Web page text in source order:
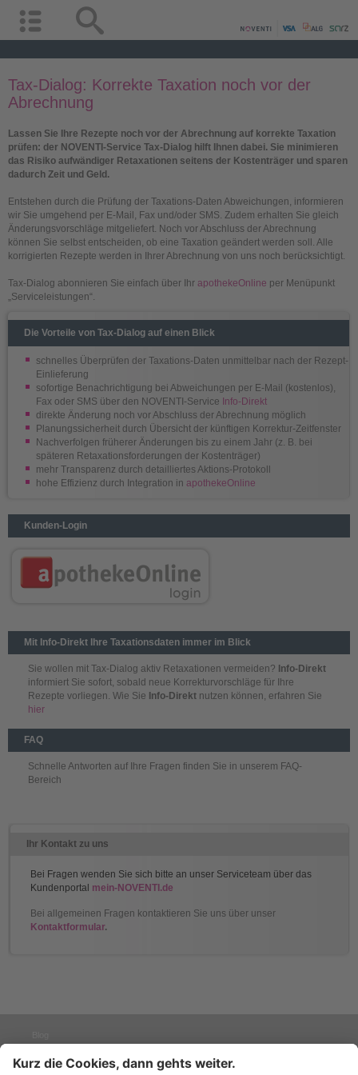
Tax-Dialog: Korrekte Taxation noch vor der
Abrechnung
Lassen Sie Ihre Rezepte noch vor der Abrechnung auf korrekte Taxation
prüfen: der NOVENTI-Service Tax-Dialog hilft Ihnen dabei. Sie minimieren
das Risiko aufwändiger Retaxationen seitens der Kostenträger und sparen
dadurch Zeit und Geld.
Entstehen durch die Prüfung der Taxations-Daten Abweichungen, informieren
wir Sie umgehend per E-Mail, Fax und/oder SMS. Zudem erhalten Sie gleich
Änderungsvorschläge mitgeliefert. Noch vor Abschluss der Abrechnung
können Sie selbst entscheiden, ob eine Taxation geändert werden soll. Alle
korrigierten Rezepte werden in Ihrer Abrechnung von uns noch berücksichtigt.
Tax-Dialog abonnieren Sie einfach über Ihr apothekeOnline per Menüpunkt
„Serviceleistungen“.
Die Vorteile von Tax-Dialog auf einen Blick
schnelles Überprüfen der Taxations-Daten unmittelbar nach der Rezept-
Einlieferung
sofortige Benachrichtigung bei Abweichungen per E-Mail (kostenlos),
Fax oder SMS über den NOVENTI-Service Info-Direkt
direkte Änderung noch vor Abschluss der Abrechnung möglich
Planungssicherheit durch Übersicht der künftigen Korrektur-Zeitfenster
Nachverfolgen früherer Änderungen bis zu einem Jahr (z. B. bei
späteren Retaxationsforderungen der Kostenträger)
mehr Transparenz durch detailliertes Aktions-Protokoll
hohe Effizienz durch Integration in apothekeOnline
Kunden-Login
Mit Info-Direkt Ihre Taxationsdaten immer im Blick
Sie wollen mit Tax-Dialog aktiv Retaxationen vermeiden? Info-Direkt
informiert Sie sofort, sobald neue Korrekturvorschläge für Ihre
Rezepte vorliegen. Wie Sie Info-Direkt nutzen können, erfahren Sie
hier
FAQ
Schnelle Antworten auf Ihre Fragen finden Sie in unserem FAQ-
Bereich
Ihr Kontakt zu uns
Bei Fragen wenden Sie sich bitte an unser Serviceteam über das
Kundenportal mein-NOVENTI.de
Bei allgemeinen Fragen kontaktieren Sie uns über unser
Kontaktformular.
Presse